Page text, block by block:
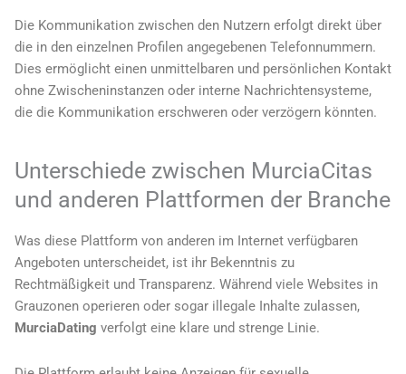
Die Kommunikation zwischen den Nutzern erfolgt direkt über
die in den einzelnen Profilen angegebenen Telefonnummern.
Dies ermöglicht einen unmittelbaren und persönlichen Kontakt
ohne Zwischeninstanzen oder interne Nachrichtensysteme,
die die Kommunikation erschweren oder verzögern könnten.
Unterschiede zwischen MurciaCitas
und anderen Plattformen der Branche
Was diese Plattform von anderen im Internet verfügbaren
Angeboten unterscheidet, ist ihr Bekenntnis zu
Rechtmäßigkeit und Transparenz. Während viele Websites in
Grauzonen operieren oder sogar illegale Inhalte zulassen,
MurciaDating verfolgt eine klare und strenge Linie.